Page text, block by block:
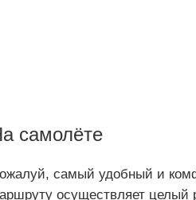
самолёте
самый удобный и
осуществляет целый